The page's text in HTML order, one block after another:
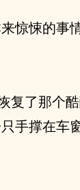
惊悚的事
复了那个
手撑在车